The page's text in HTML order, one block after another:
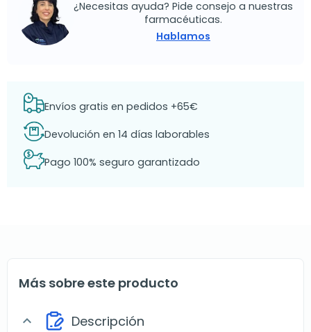
¿Necesitas ayuda? Pide consejo a nuestras
farmacéuticas.
Hablamos
Envíos gratis en pedidos +65€
Devolución en 14 días laborables
Pago 100% seguro garantizado
Más sobre este producto
expand_more Descripción